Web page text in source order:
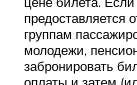
предоставляется
группам
молодежи,
забронировать
оплаты и затем